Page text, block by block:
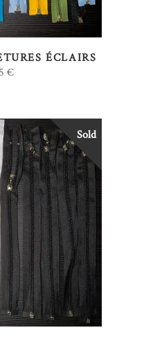
ÉCLAIRS
€
Sold